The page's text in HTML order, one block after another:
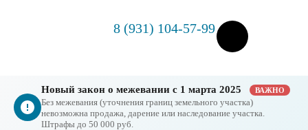
8 (931) 104-57-99
Новый закон о межевании с 1 марта 2025 ВАЖНО
Без межевания (уточнения границ земельного участка)
невозможна продажа, дарение или наследование участка.
Штрафы до 50 000 руб.